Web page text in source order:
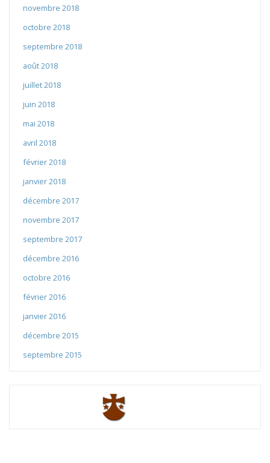
novembre 2018
octobre 2018
septembre 2018
août 2018
juillet 2018
juin 2018
mai 2018
avril 2018
février 2018
janvier 2018
décembre 2017
novembre 2017
septembre 2017
décembre 2016
octobre 2016
février 2016
janvier 2016
décembre 2015
septembre 2015